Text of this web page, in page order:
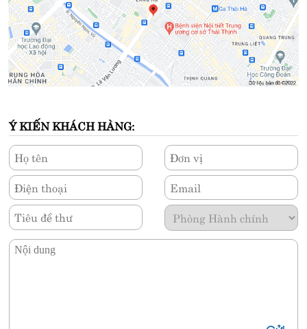
Ý KIẾN KHÁCH HÀNG:
Tầng 2, Tòa B, Số 101 Láng Hạ, Đống Đa, Hà Nội
Điện thoại:1900.5555.26hoặc(024) 3773.9829